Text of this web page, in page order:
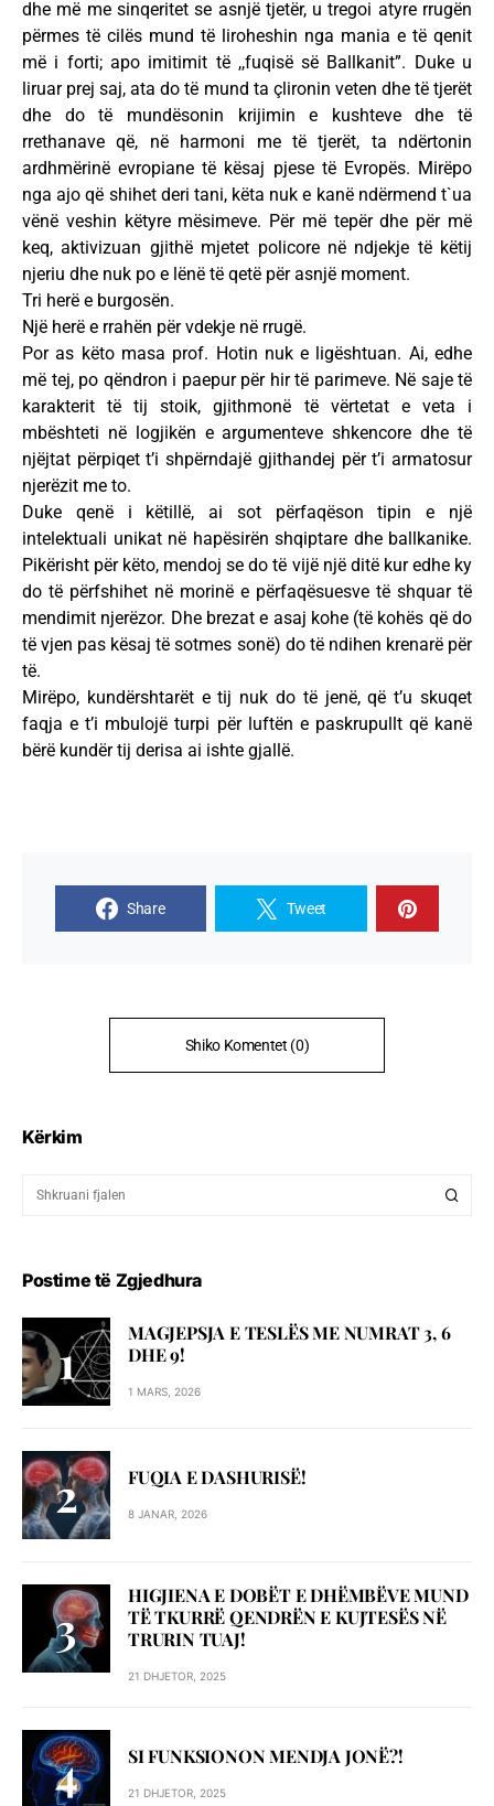
dhe më me sinqeritet se asnjë tjetër, u tregoi atyre rrugën
përmes të cilës mund të liroheshin nga mania e të qenit
më i forti; apo imitimit të ,,fuqisë së Ballkanit”. Duke u
liruar prej saj, ata do të mund ta çlironin veten dhe të tjerët
dhe do të mundësonin krijimin e kushteve dhe të
rrethanave që, në harmoni me të tjerët, ta ndërtonin
ardhmërinë evropiane të kësaj pjese të Evropës. Mirëpo
nga ajo që shihet deri tani, këta nuk e kanë ndërmend t`ua
vënë veshin këtyre mësimeve. Për më tepër dhe për më
keq, aktivizuan gjithë mjetet policore në ndjekje të këtij
njeriu dhe nuk po e lënë të qetë për asnjë moment.
Tri herë e burgosën.
Një herë e rrahën për vdekje në rrugë.
Por as këto masa prof. Hotin nuk e ligështuan. Ai, edhe
më tej, po qëndron i paepur për hir të parimeve. Në saje të
karakterit të tij stoik, gjithmonë të vërtetat e veta i
mbështeti në logjikën e argumenteve shkencore dhe të
njëjtat përpiqet t’i shpërndajë gjithandej për t’i armatosur
njerëzit me to.
Duke qenë i këtillë, ai sot përfaqëson tipin e një
intelektuali unikat në hapësirën shqiptare dhe ballkanike.
Pikërisht për këto, mendoj se do të vijë një ditë kur edhe ky
do të përfshihet në morinë e përfaqësuesve të shquar të
mendimit njerëzor. Dhe brezat e asaj kohe (të kohës që do
të vjen pas kësaj të sotmes sonë) do të ndihen krenarë për
të.
Mirëpo, kundërshtarët e tij nuk do të jenë, që t’u skuqet
faqja e t’i mbulojë turpi për luftën e paskrupullt që kanë
bërë kundër tij derisa ai ishte gjallë.
Share Tweet
Shiko Komentet (0)
Kërkim
Postime të Zgjedhura
MAGJEPSJA E TESLËS ME NUMRAT 3, 6
DHE 9!
1 MARS, 2026
FUQIA E DASHURISË!
8 JANAR, 2026
HIGJIENA E DOBËT E DHËMBËVE MUND
TË TKURRË QENDRËN E KUJTESËS NË
TRURIN TUAJ!
21 DHJETOR, 2025
SI FUNKSIONON MENDJA JONË?!
21 DHJETOR, 2025